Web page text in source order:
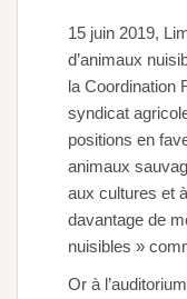
15 juin 2019,
d’animaux
la Coordination
syndicat
positions en
animaux
aux cultures et
davantage de
nuisibles »
Or à